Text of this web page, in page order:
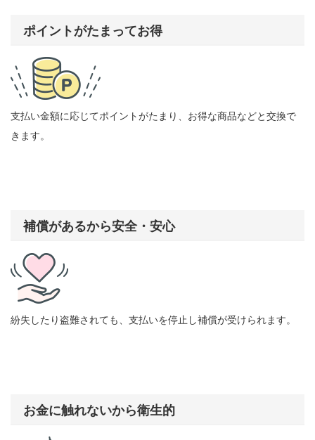
ポイントがたまってお得
支払い金額に応じてポイントがたまり、お得な商品などと交換で
きます。
補償があるから安全・安心
紛失したり盗難されても、支払いを停止し補償が受けられます。
お金に触れないから衛生的